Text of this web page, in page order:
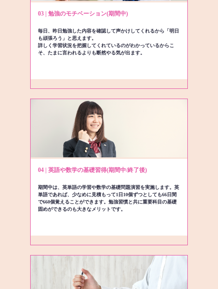
03 | 勉強のモチベーション(期間中)
毎日、昨日勉強した内容を確認して声かけしてくれるから「明日
も頑張ろう」と思えます。
詳しく学習状況を把握してくれているのがわかっているからこ
そ、たまに言われるよりも断然やる気が出ます。
04 | 英語や数学の基礎習得(期間中/終了後)
期間中は、英単語の学習や数学の基礎問題演習を実施します。英
単語であれば、少なめに見積もって1日10個ずつとしても66日間
で660個覚えることができます。勉強習慣と共に重要科目の基礎
固めができるのも大きなメリットです。